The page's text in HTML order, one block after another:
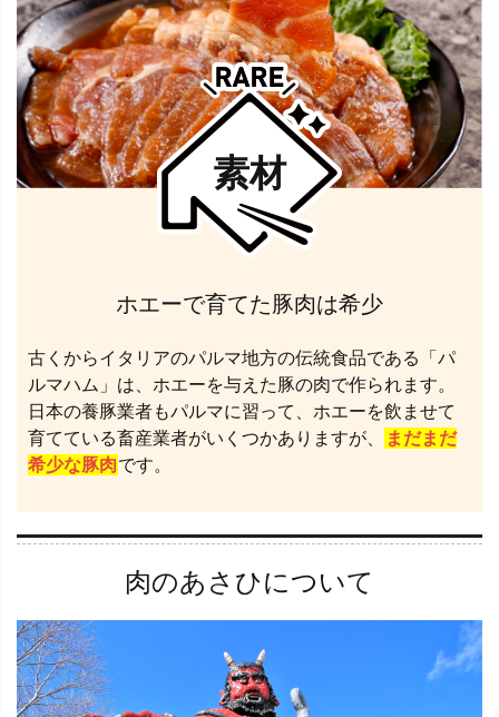
素材
ホエーで育てた豚肉は希少
古くからイタリアのパルマ地方の伝統食品である「パ
ルマハム」は、ホエーを与えた豚の肉で作られます。
日本の養豚業者もパルマに習って、ホエーを飲ませて
育てている畜産業者がいくつかありますが、
まだまだ
希少な豚肉です。
肉のあさひについて